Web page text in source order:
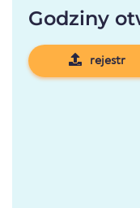
Godziny
rejestr